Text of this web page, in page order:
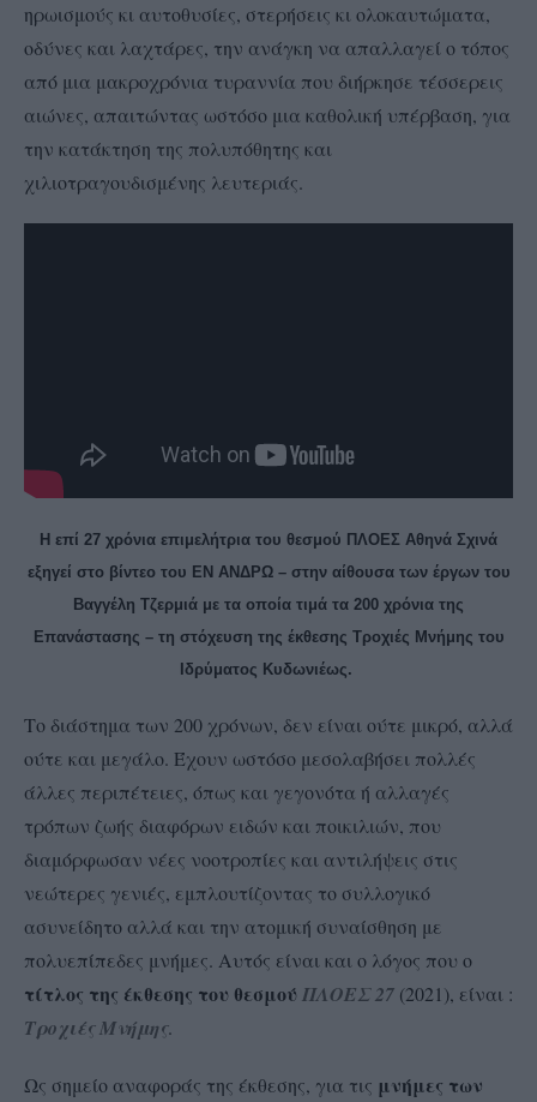
ηρωισμούς κι αυτοθυσίες, στερήσεις κι ολοκαυτώματα,
οδύνες και λαχτάρες, την ανάγκη να απαλλαγεί ο τόπος
από μια μακροχρόνια τυραννία που διήρκησε τέσσερεις
αιώνες, απαιτώντας ωστόσο μια καθολική υπέρβαση, για
την κατάκτηση της πολυπόθητης και
χιλιοτραγουδισμένης λευτεριάς.
Η επί 27 χρόνια επιμελήτρια του θεσμού ΠΛΟΕΣ Αθηνά Σχινά
εξηγεί στο βίντεο του ΕΝ ΑΝΔΡΩ – στην αίθουσα των έργων του
Βαγγέλη Τζερμιά με τα οποία τιμά τα 200 χρόνια της
Επανάστασης – τη στόχευση της έκθεσης Τροχιές Μνήμης του
Ιδρύματος Κυδωνιέως.
Το διάστημα των 200 χρόνων, δεν είναι ούτε μικρό, αλλά
ούτε και μεγάλο. Έχουν ωστόσο μεσολαβήσει πολλές
άλλες περιπέτειες, όπως και γεγονότα ή αλλαγές
τρόπων ζωής διαφόρων ειδών και ποικιλιών, που
διαμόρφωσαν νέες νοοτροπίες και αντιλήψεις στις
νεώτερες γενιές, εμπλουτίζοντας το συλλογικό
ασυνείδητο αλλά και την ατομική συναίσθηση με
πολυεπίπεδες μνήμες. Αυτός είναι και ο λόγος που ο
τίτλος της έκθεσης του θεσμού ΠΛΟΕΣ 27 (2021), είναι :
Τροχιές Μνήμης.
Ως σημείο αναφοράς της έκθεσης, για τις μνήμες των